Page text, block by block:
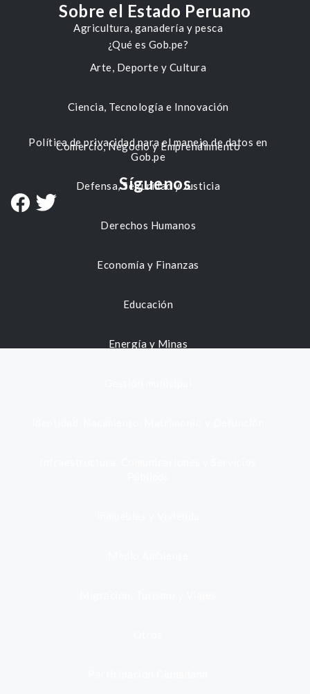
Agricultura, ganadería y pesca
Arte, Deporte y Cultura
Ciencia, Tecnología e Innovación
Comercio, Negocio y Emprendimiento
Defensa, Seguridad y Justicia
Derechos Humanos
Economía y Finanzas
Educación
Energía y Minas
Sobre el Estado Peruano
¿Qué es Gob.pe?
Política de privacidad para el manejo de datos en
Gob.pe
Síguenos